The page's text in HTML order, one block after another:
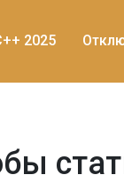
2025